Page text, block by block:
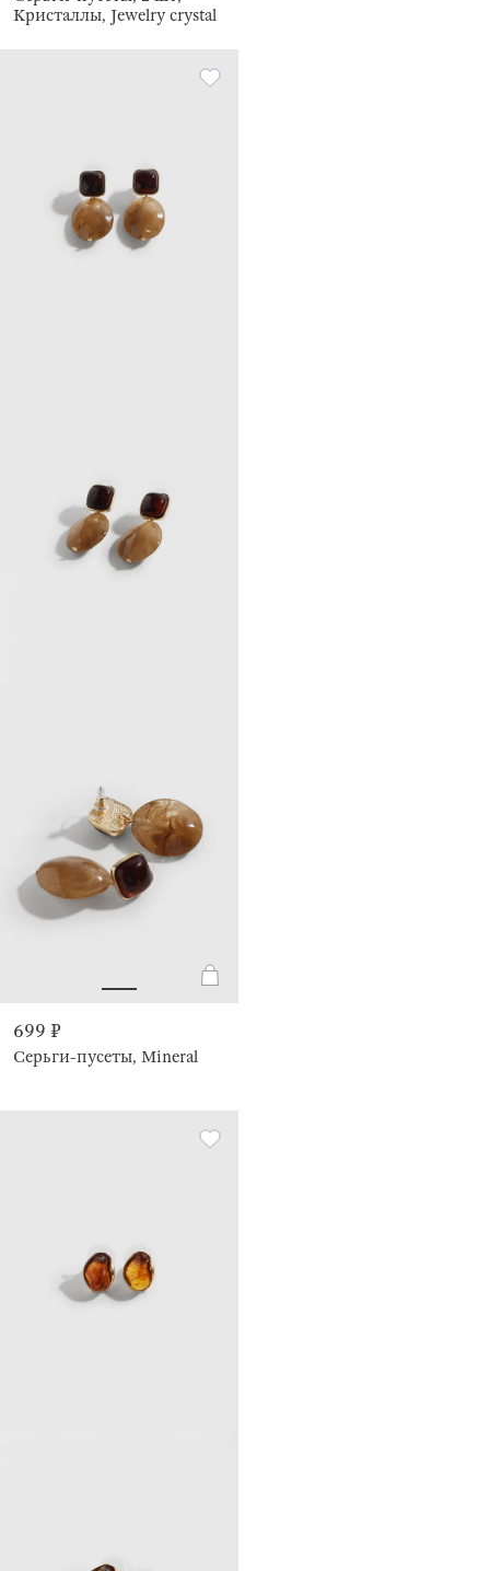
Кристаллы, Jewelry crystal
699 ₽
Серьги-пусеты, Mineral